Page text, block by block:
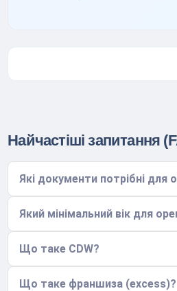
Найчастіші запитання
Які документи потрібні для
Який мінімальний вік для
Що таке CDW?
Що таке франшиза (excess)?